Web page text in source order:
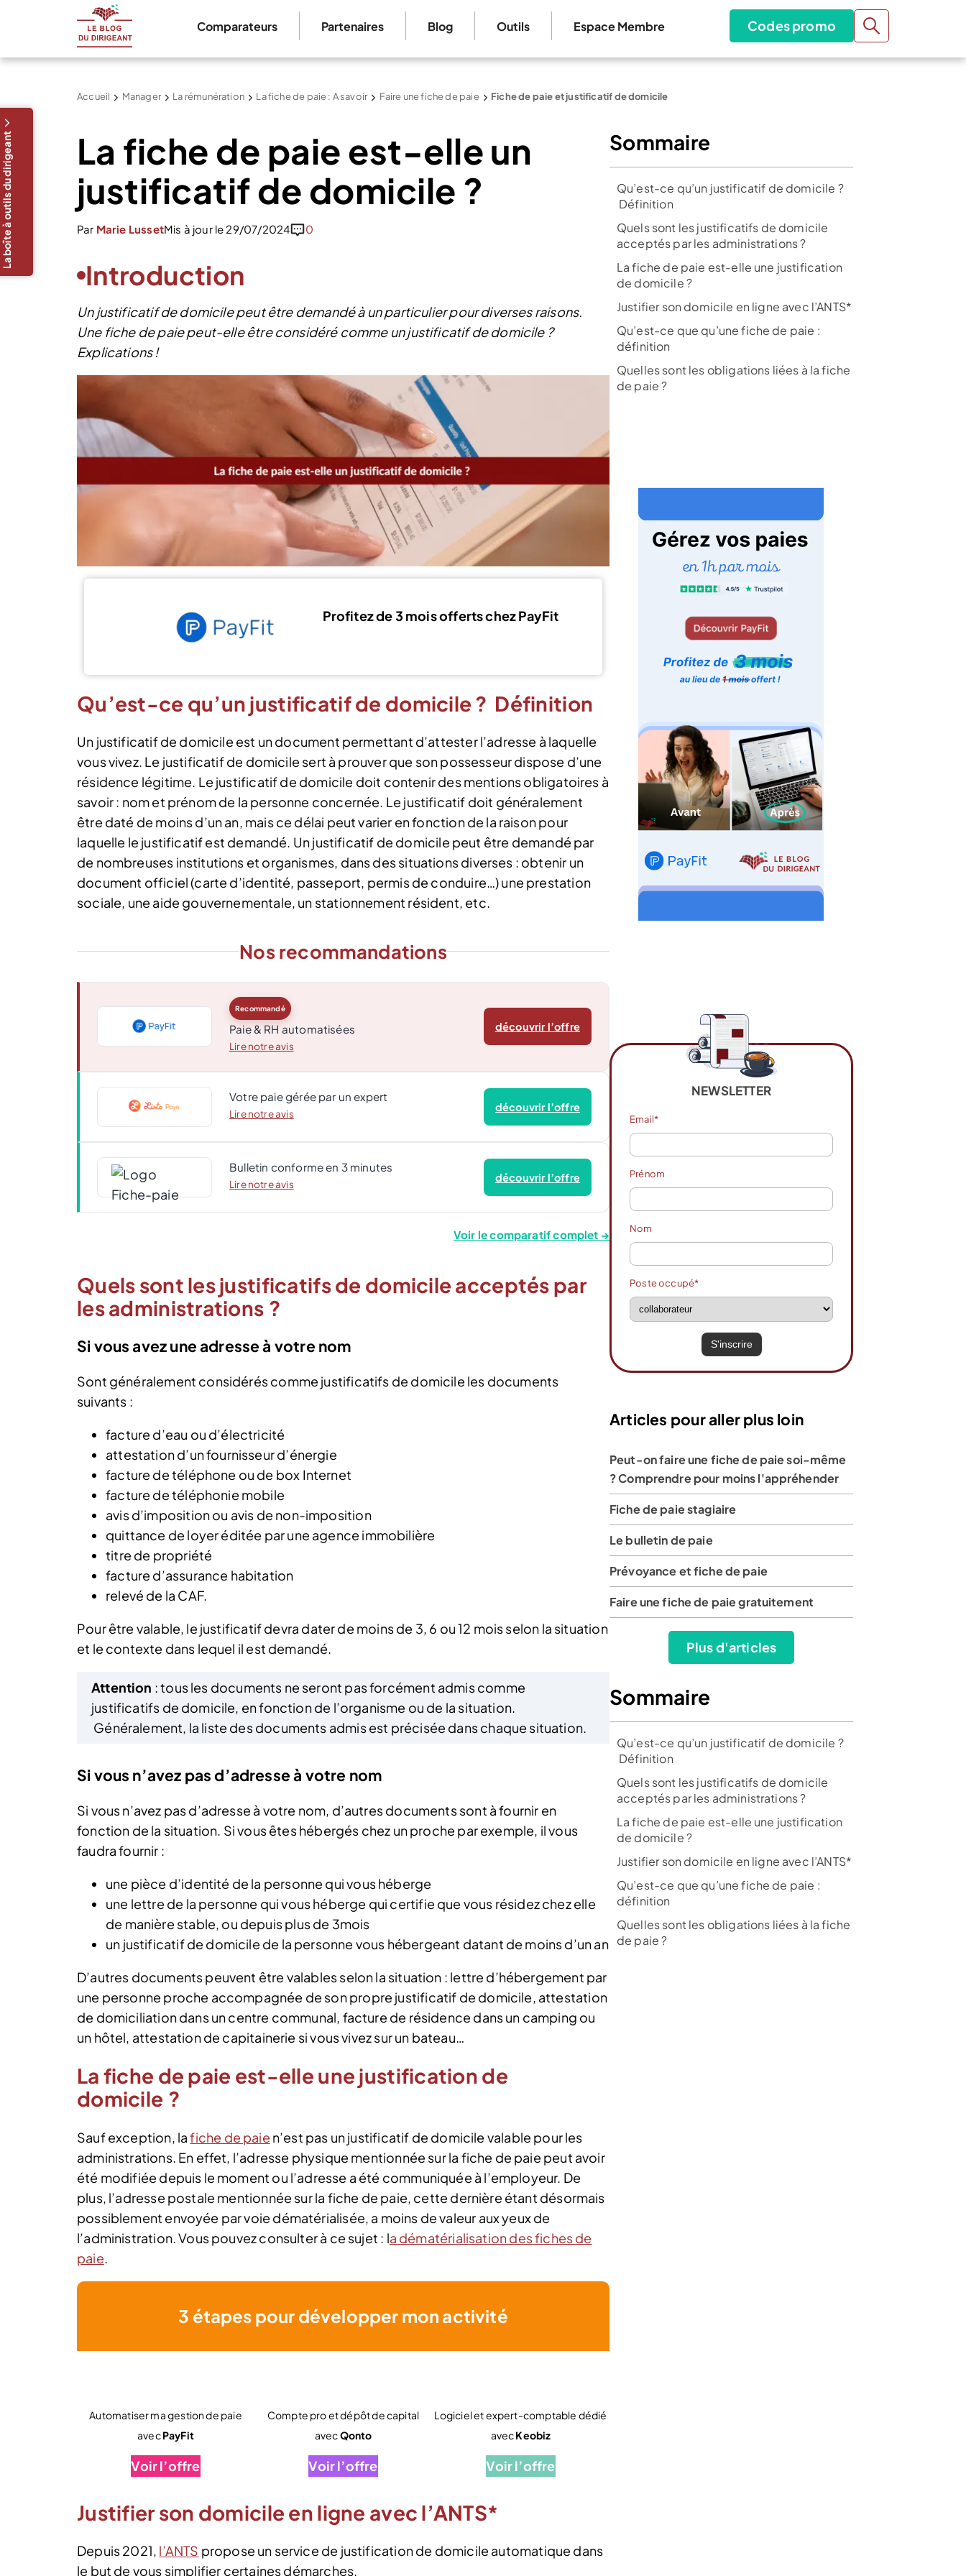
Comparateurs Partenaires Blog Outils Espace Membre Codes promo
Accueil Manager La rémunération La fiche de paie : A savoir Faire une fiche de paie Fiche de paie et justificatif de domicile
La fiche de paie est-elle un
justificatif de domicile ?
Par Marie LussetMis à jour le 29/07/2024 0
Introduction
Un justificatif de domicile peut être demandé à un particulier pour diverses raisons.
Une fiche de paie peut-elle être considéré comme un justificatif de domicile ?
Explications !
La boîte à outils du dirigeant
Profitez de 3 mois offerts chez PayFit
Qu’est-ce qu’un justificatif de domicile ? Définition
Un justificatif de domicile est un document permettant d’attester l’adresse à laquelle
vous vivez. Le justificatif de domicile sert à prouver que son possesseur dispose d’une
résidence légitime. Le justificatif de domicile doit contenir des mentions obligatoires à
savoir : nom et prénom de la personne concernée. Le justificatif doit généralement
être daté de moins d’un an, mais ce délai peut varier en fonction de la raison pour
laquelle le justificatif est demandé. Un justificatif de domicile peut être demandé par
de nombreuses institutions et organismes, dans des situations diverses : obtenir un
document officiel (carte d’identité, passeport, permis de conduire…) une prestation
sociale, une aide gouvernementale, un stationnement résident, etc.
Nos recommandations
Recommandé
Paie & RH automatisées
Lire notre avis
découvrir l’offre
Votre paie gérée par un expert
Lire notre avis
découvrir l’offre
Bulletin conforme en 3 minutes
Lire notre avis
découvrir l’offre
Voir le comparatif complet →
Quels sont les justificatifs de domicile acceptés par
les administrations ?
Si vous avez une adresse à votre nom
Sont généralement considérés comme justificatifs de domicile les documents
suivants :
facture d’eau ou d’électricité
attestation d’un fournisseur d’énergie
facture de téléphone ou de box Internet
facture de téléphonie mobile
avis d’imposition ou avis de non-imposition
quittance de loyer éditée par une agence immobilière
titre de propriété
facture d’assurance habitation
relevé de la CAF.
Pour être valable, le justificatif devra dater de moins de 3, 6 ou 12 mois selon la situation
et le contexte dans lequel il est demandé.
Attention : tous les documents ne seront pas forcément admis comme
justificatifs de domicile, en fonction de l’organisme ou de la situation.
Généralement, la liste des documents admis est précisée dans chaque situation.
Si vous n’avez pas d’adresse à votre nom
Si vous n’avez pas d’adresse à votre nom, d’autres documents sont à fournir en
fonction de la situation. Si vous êtes hébergés chez un proche par exemple, il vous
faudra fournir :
une pièce d’identité de la personne qui vous héberge
une lettre de la personne qui vous héberge qui certifie que vous résidez chez elle
de manière stable, ou depuis plus de 3mois
un justificatif de domicile de la personne vous hébergeant datant de moins d’un an
D’autres documents peuvent être valables selon la situation : lettre d’hébergement par
une personne proche accompagnée de son propre justificatif de domicile, attestation
de domiciliation dans un centre communal, facture de résidence dans un camping ou
un hôtel, attestation de capitainerie si vous vivez sur un bateau…
La fiche de paie est-elle une justification de
domicile ?
Sauf exception, lafiche de paie n’est pas un justificatif de domicile valable pour les
administrations. En effet, l’adresse physique mentionnée sur la fiche de paie peut avoir
été modifiée depuis le moment ou l’adresse a été communiquée à l’employeur. De
plus, l’adresse postale mentionnée sur la fiche de paie, cette dernière étant désormais
possiblement envoyée par voie dématérialisée, a moins de valeur aux yeux de
l’administration. Vous pouvez consulter à ce sujet : la dématérialisation des fiches de
paie
3 étapes pour développer mon activité
Automatiser ma gestion de paie
avecPayFit
Voir l’offre
Compte pro et dépôt de capital
avecQonto
Voir l’offre
Logiciel et expert-comptable dédié
avecKeobiz
Voir l’offre
Justifier son domicile en ligne avec l’ANTS*
Depuis 2021, l’ANTS propose un service de justification de domicile automatique dans
le but de vous simplifier certaines démarches.
Sommaire
Qu’est-ce qu’un justificatif de domicile ?
Définition
Quels sont les justificatifs de domicile
acceptés par les administrations ?
La fiche de paie est-elle une justification
de domicile ?
Justifier son domicile en ligne avec l’ANTS*
Qu’est-ce que qu’une fiche de paie :
définition
Quelles sont les obligations liées à la fiche
de paie ?
NEWSLETTER
Email*
Prénom
Nom
Poste occupé*
Articles pour aller plus loin
Peut-on faire une fiche de paie soi-même
? Comprendre pour moins l'appréhender
Fiche de paie stagiaire
Le bulletin de paie
Prévoyance et fiche de paie
Faire une fiche de paie gratuitement
Plus d'articles
Sommaire
Qu’est-ce qu’un justificatif de domicile ?
Définition
Quels sont les justificatifs de domicile
acceptés par les administrations ?
La fiche de paie est-elle une justification
de domicile ?
Justifier son domicile en ligne avec l’ANTS*
Qu’est-ce que qu’une fiche de paie :
définition
Quelles sont les obligations liées à la fiche
de paie ?